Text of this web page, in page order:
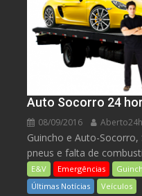
Auto Socorro 24
08/09/2016
Guincho e Auto-
pneus e falta de
E&V Emergências
Últimas Notícias
Veículos